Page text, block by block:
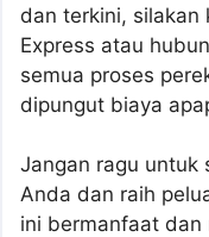
dan terkini, silakan
Express atau
semua proses
dipungut biaya
Jangan ragu untuk
Anda dan raih
ini bermanfaat